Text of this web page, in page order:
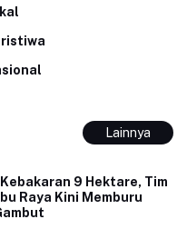
Lainnya
9 Hektare, Tim
Raya Kini Memburu